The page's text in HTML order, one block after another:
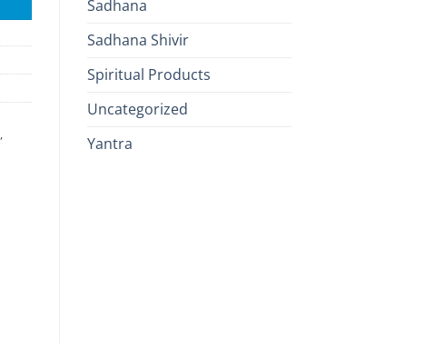
,
Sadhana
Sadhana Shivir
Spiritual Products
Uncategorized
Yantra